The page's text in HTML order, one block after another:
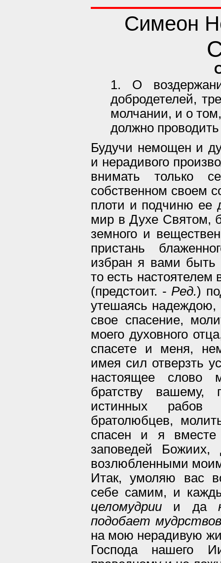
Симеон
1. О
добродетелей,
молчании, и о
должно
Будучи немощен и
и нерадивого
внимать только
собственном своем
плоти и подчиню ее
мир в Духе Святом,
земного и
пристань
избран я вами быть
то есть
(предстоит. - Ред.)
утешаясь надеждою,
свое спасение,
моего духовного
спасете и меня,
имея сил отверзть
настоящее слово
братству
истинных рабов
братолюбцев,
спасен и я
заповедей
возлюбленными
Итак, умоляю вас
себе самим, и
целомудрии и да
подобает
на мою нерадивую
Господа нашего